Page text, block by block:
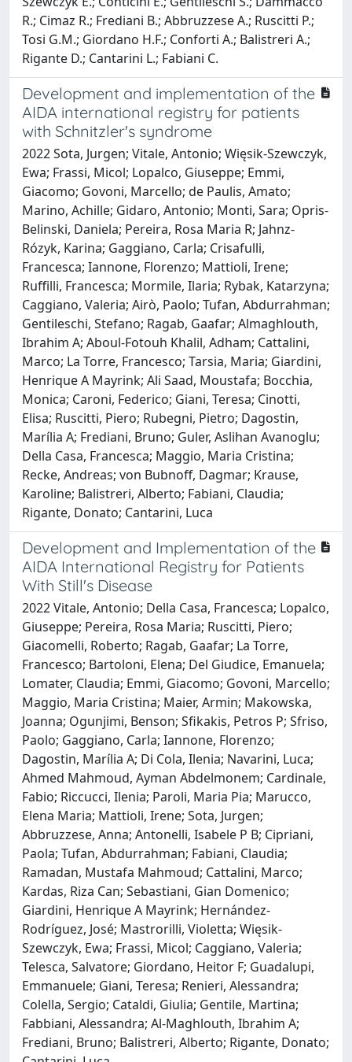
R.; Cimaz R.; Frediani B.; Abbruzzese A.; Ruscitti P.;
Tosi G.M.; Giordano H.F.; Conforti A.; Balistreri A.;
Rigante D.; Cantarini L.; Fabiani C.
Development and implementation of the
AIDA international registry for patients
with Schnitzler's syndrome
2022 Sota, Jurgen; Vitale, Antonio; Więsik-Szewczyk,
Ewa; Frassi, Micol; Lopalco, Giuseppe; Emmi,
Giacomo; Govoni, Marcello; de Paulis, Amato;
Marino, Achille; Gidaro, Antonio; Monti, Sara; Opris-
Belinski, Daniela; Pereira, Rosa Maria R; Jahnz-
Rózyk, Karina; Gaggiano, Carla; Crisafulli,
Francesca; Iannone, Florenzo; Mattioli, Irene;
Ruffilli, Francesca; Mormile, Ilaria; Rybak, Katarzyna;
Caggiano, Valeria; Airò, Paolo; Tufan, Abdurrahman;
Gentileschi, Stefano; Ragab, Gaafar; Almaghlouth,
Ibrahim A; Aboul-Fotouh Khalil, Adham; Cattalini,
Marco; La Torre, Francesco; Tarsia, Maria; Giardini,
Henrique A Mayrink; Ali Saad, Moustafa; Bocchia,
Monica; Caroni, Federico; Giani, Teresa; Cinotti,
Elisa; Ruscitti, Piero; Rubegni, Pietro; Dagostin,
Marília A; Frediani, Bruno; Guler, Aslihan Avanoglu;
Della Casa, Francesca; Maggio, Maria Cristina;
Recke, Andreas; von Bubnoff, Dagmar; Krause,
Karoline; Balistreri, Alberto; Fabiani, Claudia;
Rigante, Donato; Cantarini, Luca
Development and Implementation of the
AIDA International Registry for Patients
With Still's Disease
2022 Vitale, Antonio; Della Casa, Francesca; Lopalco,
Giuseppe; Pereira, Rosa Maria; Ruscitti, Piero;
Giacomelli, Roberto; Ragab, Gaafar; La Torre,
Francesco; Bartoloni, Elena; Del Giudice, Emanuela;
Lomater, Claudia; Emmi, Giacomo; Govoni, Marcello;
Maggio, Maria Cristina; Maier, Armin; Makowska,
Joanna; Ogunjimi, Benson; Sfikakis, Petros P; Sfriso,
Paolo; Gaggiano, Carla; Iannone, Florenzo;
Dagostin, Marília A; Di Cola, Ilenia; Navarini, Luca;
Ahmed Mahmoud, Ayman Abdelmonem; Cardinale,
Fabio; Riccucci, Ilenia; Paroli, Maria Pia; Marucco,
Elena Maria; Mattioli, Irene; Sota, Jurgen;
Abbruzzese, Anna; Antonelli, Isabele P B; Cipriani,
Paola; Tufan, Abdurrahman; Fabiani, Claudia;
Ramadan, Mustafa Mahmoud; Cattalini, Marco;
Kardas, Riza Can; Sebastiani, Gian Domenico;
Giardini, Henrique A Mayrink; Hernández-
Rodríguez, José; Mastrorilli, Violetta; Więsik-
Szewczyk, Ewa; Frassi, Micol; Caggiano, Valeria;
Telesca, Salvatore; Giordano, Heitor F; Guadalupi,
Emmanuele; Giani, Teresa; Renieri, Alessandra;
Colella, Sergio; Cataldi, Giulia; Gentile, Martina;
Fabbiani, Alessandra; Al-Maghlouth, Ibrahim A;
Frediani, Bruno; Balistreri, Alberto; Rigante, Donato;